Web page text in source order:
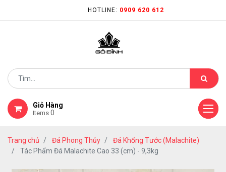
HOTLINE: 0909 620 612
Giỏ Hàng
Items 0
Trang chủ Đá Phong Thủy
Đá Khổng Tước (Malachite)
Tác Phẩm Đá Malachite Cao 33 (cm) - 9,3kg